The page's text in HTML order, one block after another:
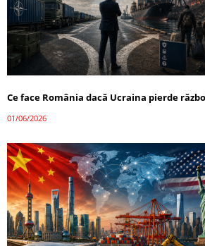
Ce face România dacă Ucraina pierde
01/06/2026